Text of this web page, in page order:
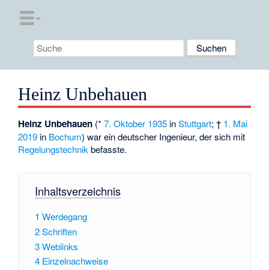
Heinz Unbehauen
Heinz Unbehauen (*7. Oktober 1935 inStuttgart; † 1. Mai
2019 in Bochum) war ein deutscher Ingenieur, der sich mit
Regelungstechnikbefasste.
Inhaltsverzeichnis
1 Werdegang
2Schriften
3Weblinks
4 Einzelnachweise